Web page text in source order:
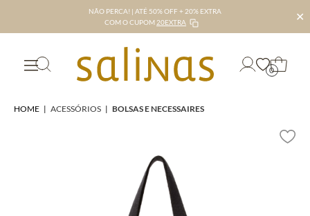
NÃO PERCA! | ATÉ 50% OFF + 20% EXTRA
COM O CUPOM 20EXTRA ✕
0
HOME | ACESSÓRIOS | BOLSAS E NECESSAIRES